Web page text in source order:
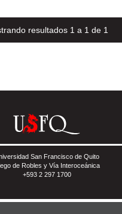
resultados 1 a 1 de 1
San Francisco de Quito
de Robles y Vía Interoceánica
+593 2 297 1700